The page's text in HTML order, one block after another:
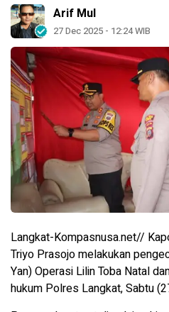
Arif Mul
27 Dec 2025 - 12:24 WIB
Langkat-Kompasnusa.net//
Triyo Prasojo melakukan
Yan) Operasi Lilin Toba Natal
hukum Polres Langkat, Sabtu